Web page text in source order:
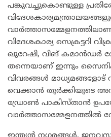
പങ്കുവച്ചുകൊണ്ടുള്ള
വിദേശകാര്യ സെക്രട്ടറി
ഖുറേഷി, വിങ് കമാന്‍ഡര്‍
തന്നെയാണ് ഇന്നും സൈനിക
വിവരങ്ങള്‍ മാധ്യമങ്ങളോട്
വെക്കാന്‍ തുര്‍ക്കിയുടെ
ഡ്രോണ്‍ പാകിസ്താന്‍
വാര്‍ത്താസമ്മേളനത്തില്‍